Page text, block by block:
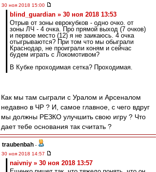
30 ноя 2018 15:00
blind_guardian » 30 ноя 2018 13:53
Отрыв от зоны еврокубков - одно очко. от
зоны ЛЧ - 4 очка. Про прямой выход (7 очков)
и первое место (12) я не заикаюсь. 4 очка
отыгрываются? При том что мы обыграли
Краснодар, не проиграли коням и сейчас
будем играть с Локомотивом?
В Кубке проходимая сетка? Проходимая.
Как мы там сыграли с Уралом и Арсеналом
недавно в ЧР ? И, самое главное, с чего вдруг
мы должны РЕЗКО улучшить свою игру ? Что
дает тебе основания так считать ?
traubenbah -
30 ноя 2018 14:57
naivniy » 30 ноя 2018 13:57